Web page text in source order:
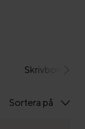
Sortera på